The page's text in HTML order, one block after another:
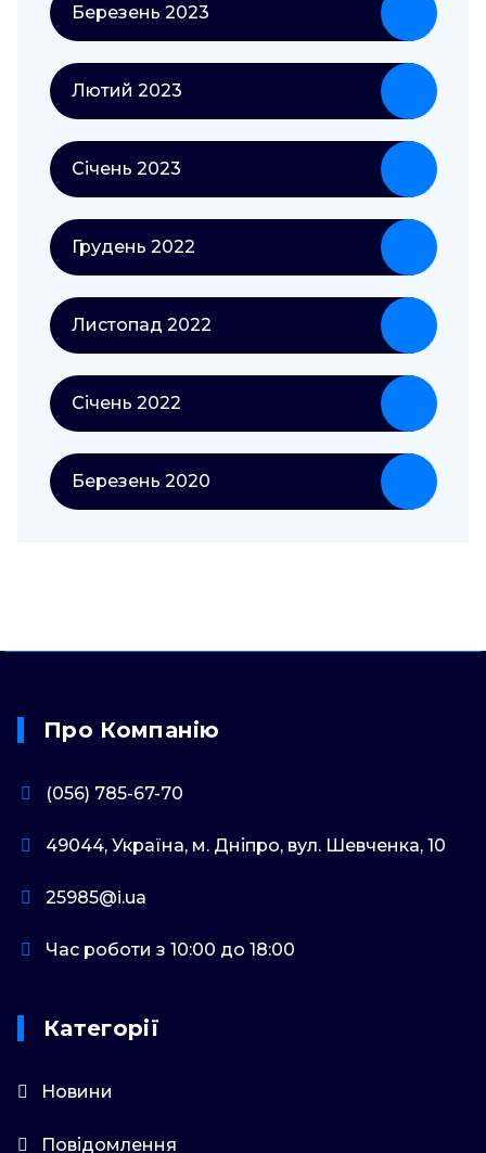
Березень 2023
Лютий 2023
Січень 2023
Грудень 2022
Листопад 2022
Січень 2022
Березень 2020
Про Компанію
(056) 785-67-70
49044, Україна, м. Дніпро, вул. Шевченка, 10
25985@i.ua
Час роботи з 10:00 до 18:00
Категорії
Новини
Повідомлення